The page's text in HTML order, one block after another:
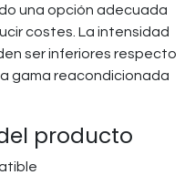
una opción adecuada
costes. La intensidad
ser inferiores respecto
gama reacondicionada
producto